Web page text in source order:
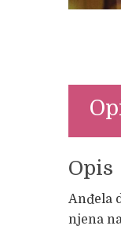
Opis
Anđela
njena